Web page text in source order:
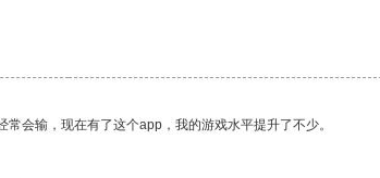
会输，现在有了这个app，我的游戏水平提升了不少。